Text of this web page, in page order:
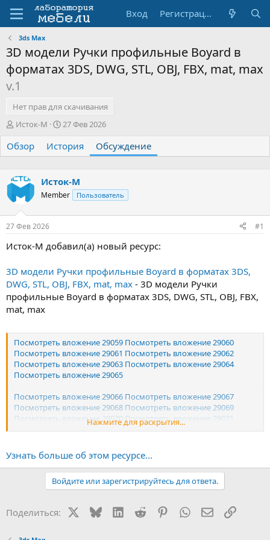
Вход Регистрация
3ds Max
3D модели Ручки профильные Boyard в
форматах 3DS, DWG, STL, OBJ, FBX, mat, max
v.1
Нет прав для скачивания
А
т
о
т
е
м
ы
Исток-М
Д
т
а
а
а
27 Фев 2026
Обзор История Обсуждение
Исток-М
Member Пользователь
27 Фев 2026 #1
Исток-М добавил(а) новый ресурс:
3D модели Ручки профильные Boyard в форматах 3DS,
DWG, STL, OBJ, FBX, mat, max - 3D модели Ручки
профильные Boyard в форматах 3DS, DWG, STL, OBJ, FBX,
mat, max
Посмотреть вложение 29059 Посмотреть вложение 29060
Посмотреть вложение 29061 Посмотреть вложение 29062
Посмотреть вложение 29063 Посмотреть вложение 29064
Посмотреть вложение 29065
Посмотреть вложение 29066 Посмотреть вложение 29067
Посмотреть вложение 29068 Посмотреть вложение 29069
Посмотреть вложение 29070 Посмотреть вложение 29071
Посмотреть вложение 29072
Посмотреть вложение 29073
Посмотреть вложение 29075 Посмотреть вложение 29076
Посмотреть вложение 29077Посмотреть вложение 29078
Посмотреть вложение 29079...
Нажмите для раскрытия...
Узнать больше об этом ресурсе...
Войдите или зарегистрируйтесь для ответа.
Поделиться: BlueskyLinkedIn
Reddit PinterestWhatsApp Ссылка